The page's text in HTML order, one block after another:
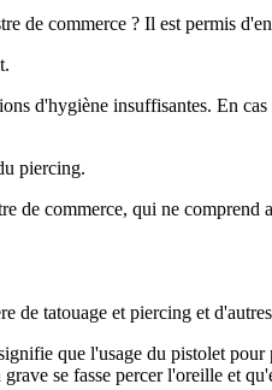
de commerce ? Il est permis
d'hygiène insuffisantes. En
piercing.
de commerce, qui ne comprend
de tatouage et piercing et
que l'usage du pistolet pour
se fasse percer l'oreille et